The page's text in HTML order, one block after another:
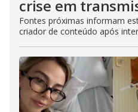
crise em
Fontes próximas informam
criador de conteúdo após